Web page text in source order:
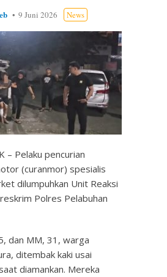
9 Juni 2026 News
– Pelaku pencurian
(curanmor) spesialis
dilumpuhkan Unit Reaksi
Polres Pelabuhan
dan MM, 31, warga
ditembak kaki usai
diamankan. Mereka